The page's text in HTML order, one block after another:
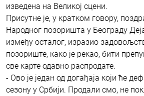
изведена на Великој сцени.
Присутне је, у кратком говору,
Народног позоришта у Београду
између осталог, изразио
позориште, како је рекао, бити
све карте одавно распродате.
- Ово је један од догађаја који ће
сезону у Србији. Продали смо, не